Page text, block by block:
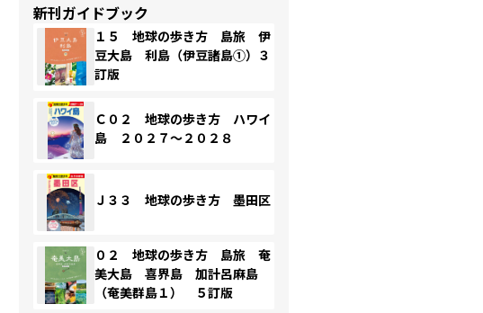
新刊ガイドブック
１５ 地球の歩き方 島旅 伊
豆大島 利島（伊豆諸島①）３
訂版
Ｃ０２ 地球の歩き方 ハワイ
島 ２０２７～２０２８
Ｊ３３ 地球の歩き方 墨田区
０２ 地球の歩き方 島旅 奄
美大島 喜界島 加計呂麻島
（奄美群島１） ５訂版